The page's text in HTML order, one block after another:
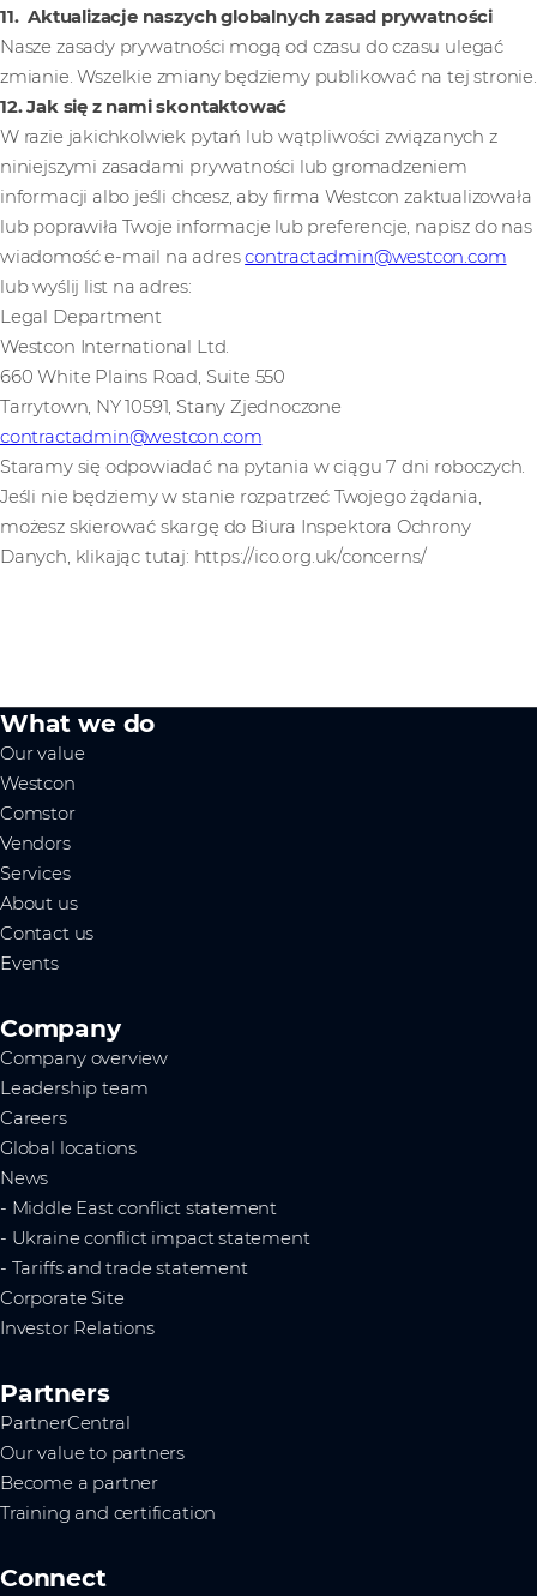
11. Aktualizacje naszych globalnych zasad prywatności
Nasze zasady prywatności mogą od czasu do czasu ulegać
zmianie. Wszelkie zmiany będziemy publikować na tej stronie.
12. Jak się z nami skontaktować
W razie jakichkolwiek pytań lub wątpliwości związanych z
niniejszymi zasadami prywatności lub gromadzeniem
informacji albo jeśli chcesz, aby firma Westcon zaktualizowała
lub poprawiła Twoje informacje lub preferencje, napisz do nas
wiadomość e-mail na adrescontractadmin@westcon.com
lub wyślij list na adres:
Legal Department
Westcon International Ltd.
660 White Plains Road, Suite 550
Tarrytown, NY 10591, Stany Zjednoczone
contractadmin@westcon.com
Staramy się odpowiadać na pytania w ciągu 7 dni roboczych.
Jeśli nie będziemy w stanie rozpatrzeć Twojego żądania,
możesz skierować skargę do Biura Inspektora Ochrony
Danych, klikając tutaj: https://ico.org.uk/concerns/
What we do
Our value
Westcon
Comstor
Vendors
Services
About us
Contact us
Events
Company
Company overview
Leadership team
Careers
Global locations
News
- Middle East conflict statement
- Ukraine conflict impact statement
- Tariffs and trade statement
Corporate Site
Investor Relations
Partners
PartnerCentral
Our value to partners
Become a partner
Training and certification
Connect